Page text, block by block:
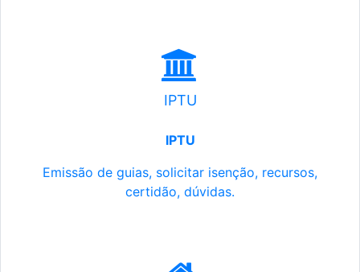
IPTU
IPTU
Emissão de guias, solicitar isenção, recursos,
certidão, dúvidas.